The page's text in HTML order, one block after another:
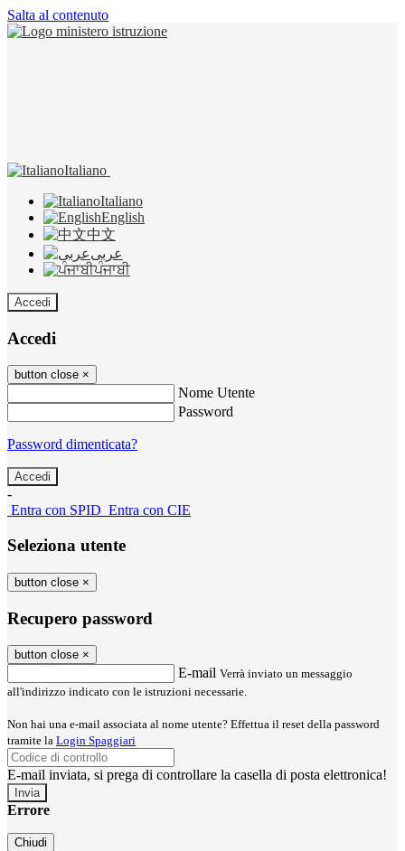
Salta al contenuto
Italiano
Italiano
English
中文
عربى
ਪੰਜਾਬੀ
Accedi
Accedi
button close ×
Nome Utente
Password
Password dimenticata?
-
Entra con SPID Entra con CIE
Seleziona utente
button close ×
Recupero password
button close ×
E-mail Verrà inviato un messaggio
all'indirizzo indicato con le istruzioni necessarie.
Non hai una e-mail associata al nome utente? Effettua il reset della password
tramite la Login Spaggiari
E-mail inviata, si prega di controllare la casella di posta elettronica!
Errore
Chiudi